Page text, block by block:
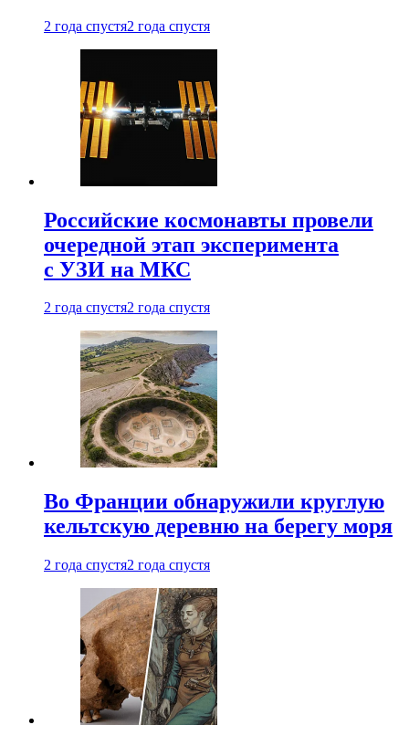
2 года спустя2 года спустя
Российские космонавты провели
очередной этап эксперимента
с УЗИ на МКС
2 года спустя2 года спустя
Во Франции обнаружили круглую
кельтскую деревню на берегу моря
2 года спустя2 года спустя